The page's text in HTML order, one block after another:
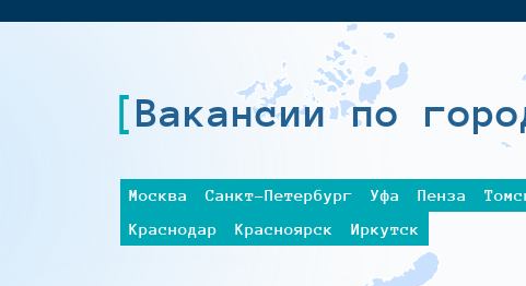
Вакансии по
Москва Санкт-Петербург Уфа Пенза
Краснодар
Красноярск Иркутск